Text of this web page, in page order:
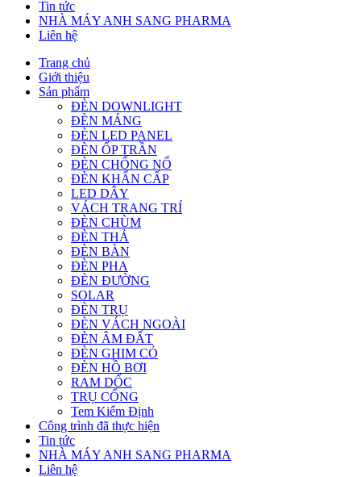
Tin tức
NHÀ MÁY ANH SANG PHARMA
Liên hệ
Trang chủ
Giới thiệu
Sản phẩm
ĐÈN DOWNLIGHT
ĐÈN MÁNG
ĐÈN LED PANEL
ĐÈN ỐP TRẦN
ĐÈN CHỐNG NỔ
ĐÈN KHẨN CẤP
LED DÂY
VÁCH TRANG TRÍ
ĐÈN CHÙM
ĐÈN THẢ
ĐÈN BÀN
ĐÈN PHA
ĐÈN ĐƯỜNG
SOLAR
ĐÈN TRỤ
ĐÈN VÁCH NGOÀI
ĐÈN ÂM ĐẤT
ĐÈN GHIM CỎ
ĐÈN HỒ BƠI
RAM DỐC
TRỤ CỔNG
Tem Kiểm Định
Công trình đã thực hiện
Tin tức
NHÀ MÁY ANH SANG PHARMA
Liên hệ